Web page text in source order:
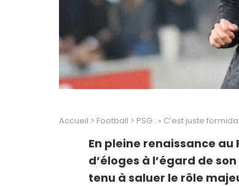
Accueil > Football > PSG : « C’est juste
En pleine renaissance au
d’éloges à l’égard de
tenu à saluer le rôle